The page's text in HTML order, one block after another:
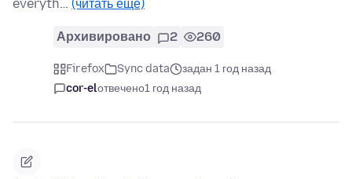
everyth… (читать ещё)
Архивировано 2 260
Firefox Sync data
задан 1 год назад
cor-elотвечено1 год назад